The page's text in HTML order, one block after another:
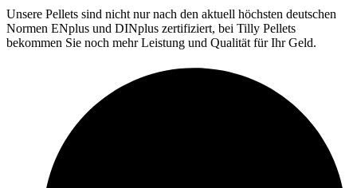
Unsere Pellets sind nicht nur nach den aktuell höchsten deutschen
Normen ENplus und DINplus zertifiziert, bei Tilly Pellets
bekommen Sie noch mehr Leistung und Qualität für Ihr Geld.